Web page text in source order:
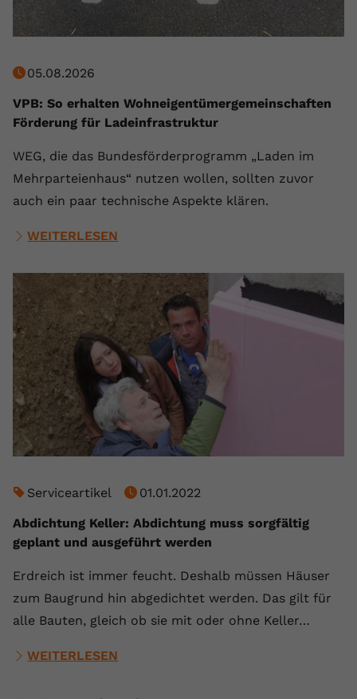
05.08.2026
VPB: So erhalten Wohneigentümergemeinschaften
Förderung für Ladeinfrastruktur
WEG, die das Bundesförderprogramm „Laden im
Mehrparteienhaus“ nutzen wollen, sollten zuvor
auch ein paar technische Aspekte klären.
WEITERLESEN
Serviceartikel
01.01.2022
Abdichtung Keller: Abdichtung muss sorgfältig
geplant und ausgeführt werden
Erdreich ist immer feucht. Deshalb müssen Häuser
zum Baugrund hin abgedichtet werden. Das gilt für
alle Bauten, gleich ob sie mit oder ohne Keller…
WEITERLESEN